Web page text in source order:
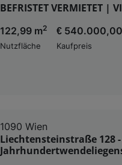
BEFRISTET VERMIETET |
122,99 m2
Nutzfläche
€ 540.000,00
Kaufpreis
1090 Wien
Liechtensteinstraße 128